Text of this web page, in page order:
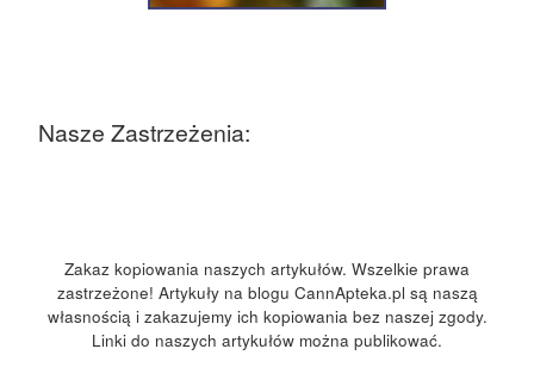
Nasze Zastrzeżenia:
Zakaz kopiowania naszych artykułów. Wszelkie prawa
zastrzeżone! Artykuły na blogu CannApteka.pl są naszą
własnością i zakazujemy ich kopiowania bez naszej zgody.
Linki do naszych artykułów można publikować.